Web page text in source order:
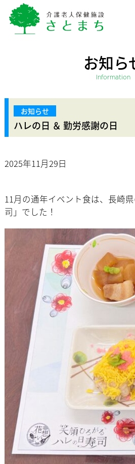
お知ら
Information
ハレの日 ＆ 勤労感謝の日
2025年11月29日
11月の通年イベント食は、長崎
司」でした！